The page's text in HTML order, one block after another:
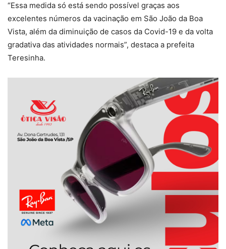
“Essa medida só está sendo possível graças aos
excelentes números da vacinação em São João da Boa
Vista, além da diminuição de casos da Covid-19 e da volta
gradativa das atividades normais”, destaca a prefeita
Teresinha.